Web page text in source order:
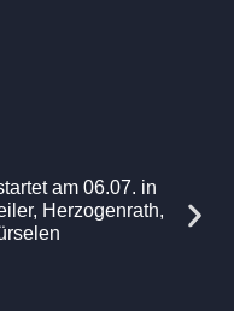
am 06.07. in
Herzogenrath,